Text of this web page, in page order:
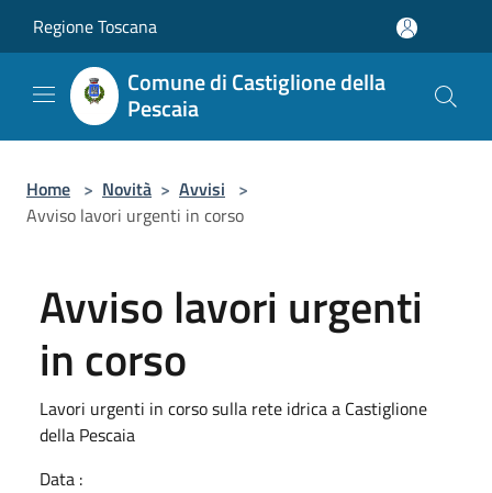
Regione Toscana
Comune di Castiglione della
Pescaia
Home > Novità > Avvisi >
Avviso lavori urgenti in corso
Avviso lavori urgenti
in corso
Lavori urgenti in corso sulla rete idrica a Castiglione
della Pescaia
Data :